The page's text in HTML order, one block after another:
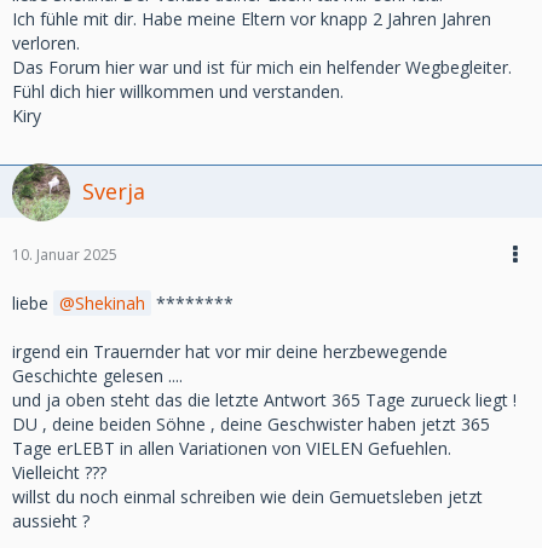
Ich fühle mit dir. Habe meine Eltern vor knapp 2 Jahren Jahren
verloren.
Das Forum hier war und ist für mich ein helfender Wegbegleiter.
Fühl dich hier willkommen und verstanden.
Kiry
Sverja
10. Januar 2025
liebe Shekinah ********
irgend ein Trauernder hat vor mir deine herzbewegende
Geschichte gelesen ....
und ja oben steht das die letzte Antwort 365 Tage zurueck liegt !
DU , deine beiden Söhne , deine Geschwister haben jetzt 365
Tage erLEBT in allen Variationen von VIELEN Gefuehlen.
Vielleicht ???
willst du noch einmal schreiben wie dein Gemuetsleben jetzt
aussieht ?